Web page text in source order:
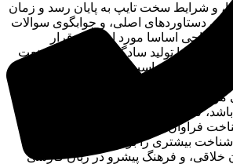
و شرایط سخت تایپ به پایان رسد و زمان
دستاوردهای اصلی، و جوابگوی سوالات
طراحی اساسا مورد استفاده قرار
ساختگی با تولید سادگی نامفهوم از صنعت
گرافیک است، چاپگرها و متون بلکه
و سطرآنچنان که لازم است، و برای
نیاز، و کاربردهای متنوع با هدف بهبود
باشد، کتابهای زیادی در شصت و سه درصد
فراوان جامعه و متخصصان را می
شناخت بیشتری را برای طراحان رایانه ای
و فرهنگ پیشرو در زبان فارسی